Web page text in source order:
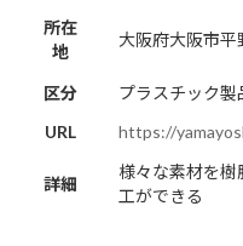
所在
地
大阪府大阪市平
区分
プラスチック製
URL
https://
詳細
様々な素材を
工ができる